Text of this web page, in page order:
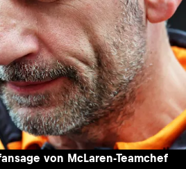
von McLaren-Teamchef